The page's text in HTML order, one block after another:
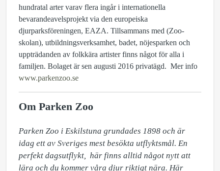
hundratal arter varav flera ingår i internationella
bevarandeavelsprojekt via den europeiska
djurparksföreningen, EAZA. Tillsammans med (Zoo-
skolan), utbildningsverksamhet, badet, nöjesparken och
uppträdanden av folkkära artister finns något för alla i
familjen. Bolaget är sen augusti 2016 privatägd. Mer info
www.parkenzoo.se
Om Parken Zoo
Parken Zoo i Eskilstuna grundades 1898 och är
idag ett av Sveriges mest besökta utflyktsmål. En
perfekt dagsutflykt,  här finns alltid något nytt att
lära och du kommer våra djur riktigt nära. Här